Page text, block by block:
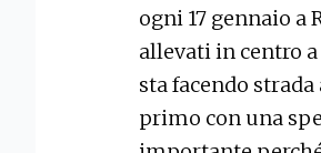
ogni 17 gennaio a
allevati in centro
sta facendo
primo con una